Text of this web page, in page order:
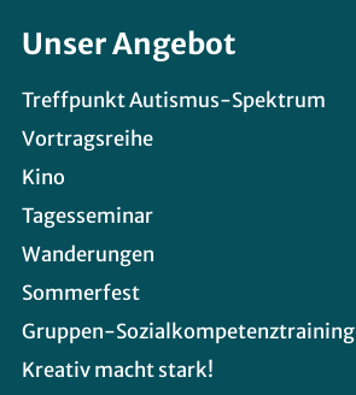
Unser Angebot
Treffpunkt Autismus-Spektrum
Vortragsreihe
Kino
Tagesseminar
Wanderungen
Sommerfest
Gruppen-Sozialkompetenztraining
Kreativ macht stark!